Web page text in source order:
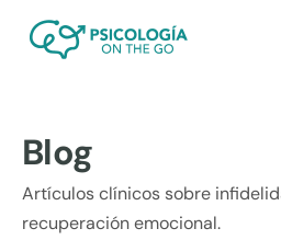
Blog
Artículos clínicos sobre
recuperación emocional.